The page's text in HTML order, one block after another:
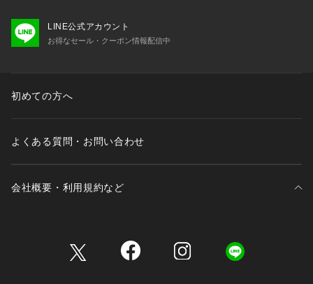
LINE公式アカウント
お得なセール・クーポン情報配信中
初めての方へ
よくある質問・お問い合わせ
会社概要・利用規約など